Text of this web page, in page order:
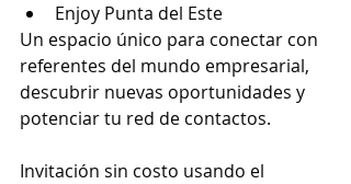
Enjoy Punta del Este
Un espacio único para conectar con
referentes del mundo empresarial,
descubrir nuevas oportunidades y
potenciar tu red de contactos.
Invitación sin costo usando el